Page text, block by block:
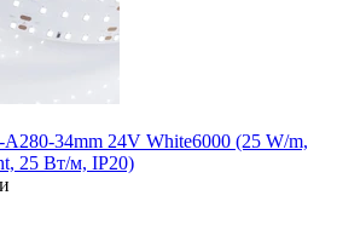
A280-34mm 24V White6000 (25 W/m,
25 Вт/м, IP20)